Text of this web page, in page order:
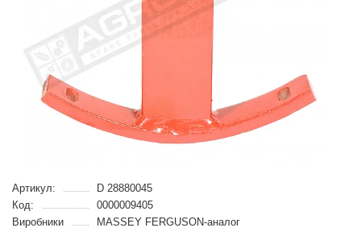
Артикул:
D 28880045
Код:
0000009405
Виробники
MASSEY FERGUSON-аналог